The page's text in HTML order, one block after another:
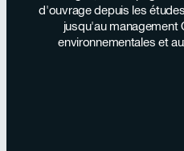
d'ouvrage depuis les
jusqu'au management
environnementales et